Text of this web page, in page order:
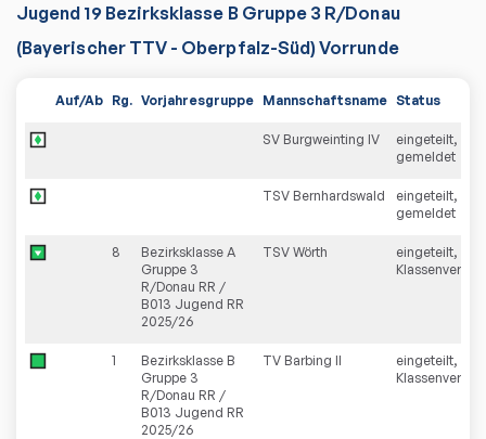
Jugend 19 Bezirksklasse B Gruppe 3 R/Donau
(Bayerischer TTV - Oberpfalz-Süd) Vorrunde
Auf/Ab Rg. Vorjahresgruppe Mannschaftsname Status
SV Burgweinting IV
eingeteilt, neu
gemeldet
TSV Bernhardswald
eingeteilt, neu
gemeldet
8
Bezirksklasse A
Gruppe 3
R/Donau RR /
B013 Jugend RR
2025/26
TSV Wörth
eingeteilt,
1
Bezirksklasse B
Gruppe 3
R/Donau RR /
B013 Jugend RR
2025/26
TV Barbing II
eingeteilt,